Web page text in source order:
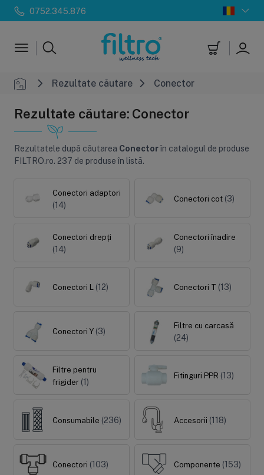
0752.345.876
Ultrafiltrare
Filtre cu purjare
(16)
Filtre pentru duș
Sterilizatoare UV
(18)
Dozatoare
Sisteme economice
(9)
(17)
(1)
Seturi
(21)
Rezultate căutare Conector
Rezultate căutare: Conector
Rezultatele după căutarea Conectorîn catalogul de produse
FILTRO.ro. 237 de produse în listă.
Conectori adaptori
(14)
Conectori cot (3)
Conectori drepți
(14)
Conectori înadire
(9)
Conectori L (12) Conectori T (13)
Conectori Y (3)
Filtre cu carcasă
(24)
Filtre pentru
frigider (1)
Fitinguri PPR (13)
Consumabile (236) Accesorii (118)
Conectori (103) Componente (153)